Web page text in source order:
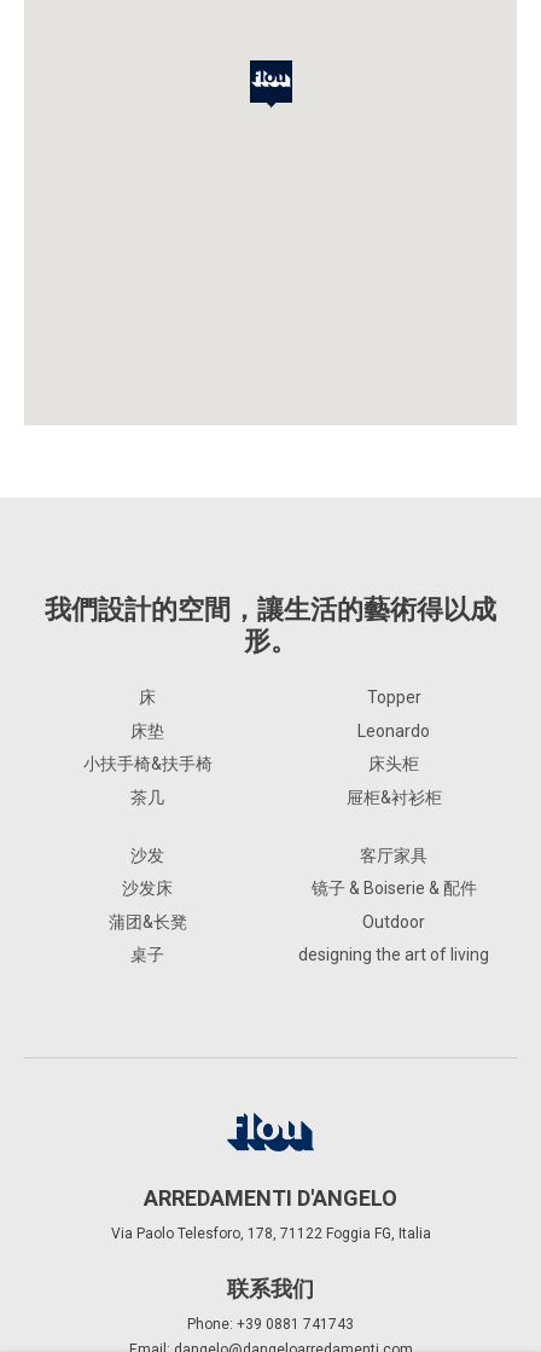
我們設計的空間，讓生活的藝術得以成
形。
床
床垫
小扶手椅&扶手椅
茶几
Topper
Leonardo
床头柜
屉柜&衬衫柜
沙发
沙发床
蒲团&长凳
桌子
客厅家具
镜子 & Boiserie & 配件
Outdoor
designing the art of living
ARREDAMENTI D'ANGELO
Via Paolo Telesforo, 178, 71122 Foggia FG, Italia
联系我们
Phone: +39 0881 741743